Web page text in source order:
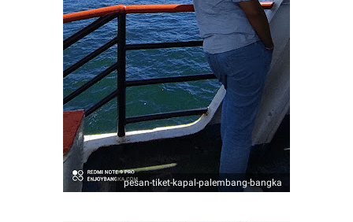
pesan-tiket-kapal-palembang-bangka